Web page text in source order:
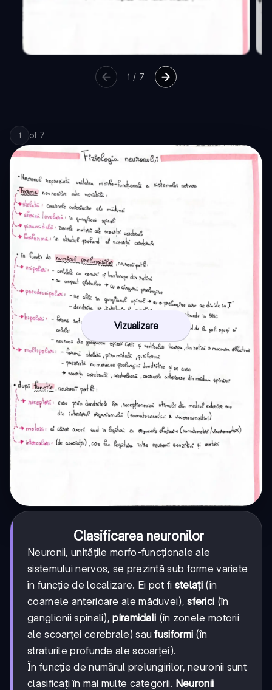
1 / 7
1 of 7
Vizualizare
Clasificarea neuronilor
Neuronii, unitățile morfo-funcționale ale
sistemului nervos, se prezintă sub forme variate
în funcție de localizare. Ei pot fi stelați(în
coarnele anterioare ale măduvei),sferici (în
ganglionii spinali),piramidali (în zonele motorii
ale scoarței cerebrale) saufusiformi (în
straturile profunde ale scoarței).
În funcție de numărul prelungirilor, neuronii sunt
clasificați în mai multe categorii. Neuronii